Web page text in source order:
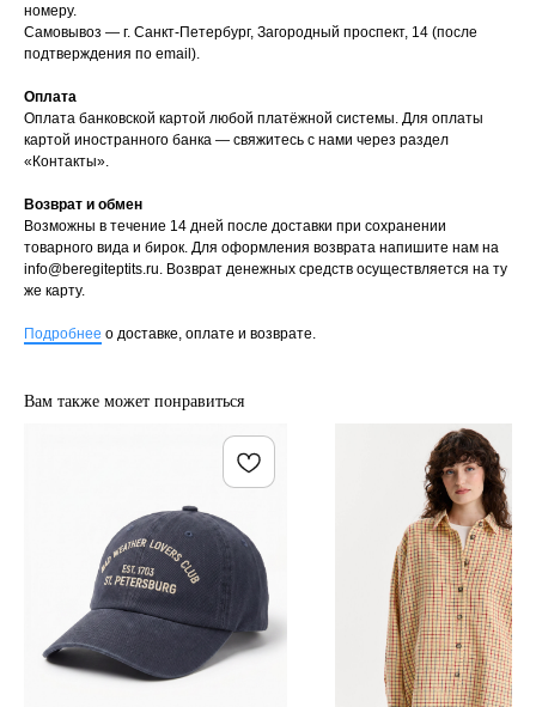
номеру.
Самовывоз — г. Санкт-Петербург, Загородный проспект, 14 (после
подтверждения по email).
Оплата
Оплата банковской картой любой платёжной системы. Для оплаты
картой иностранного банка — свяжитесь с нами через раздел
«Контакты».
Возврат и обмен
Возможны в течение 14 дней после доставки при сохранении
товарного вида и бирок. Для оформления возврата напишите нам на
info@beregiteptits.ru. Возврат денежных средств осуществляется на ту
же карту.
Подробнее о доставке, оплате и возврате.
Вам также может понравиться